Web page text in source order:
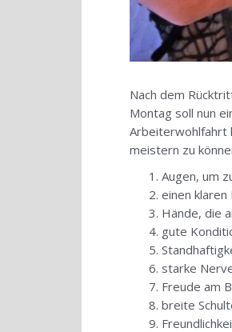
Nach dem
Montag soll nun
Arbeiterwohlfahrt
meistern zu
Augen, um
einen klaren
Hände, die
gute
starke
Freude am
breite